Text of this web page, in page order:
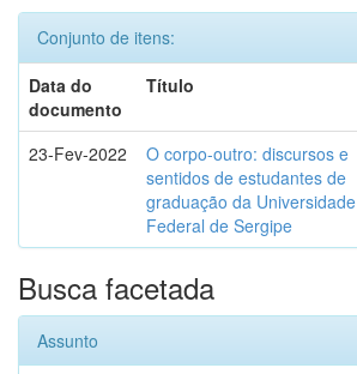
Conjunto de itens:
Data do
documento
Título
23-Fev-2022
O corpo-outro: discursos e
sentidos de estudantes de
graduação da Universidade
Federal de Sergipe
Busca facetada
Assunto